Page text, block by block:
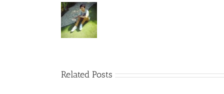
Related Posts